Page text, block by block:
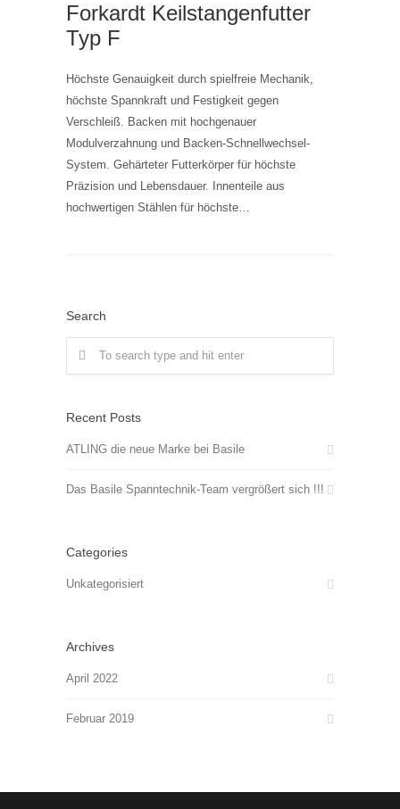
Forkardt Keilstangenfutter
Typ F
Höchste Genauigkeit durch spielfreie Mechanik,
höchste Spannkraft und Festigkeit gegen
Verschleiß. Backen mit hochgenauer
Modulverzahnung und Backen-Schnellwechsel-
System. Gehärteter Futterkörper für höchste
Präzision und Lebensdauer. Innenteile aus
hochwertigen Stählen für höchste…
Search
Recent Posts
ATLING die neue Marke bei Basile
Das Basile Spanntechnik-Team vergrößert sich !!!
Categories
Unkategorisiert
Archives
April 2022
Februar 2019